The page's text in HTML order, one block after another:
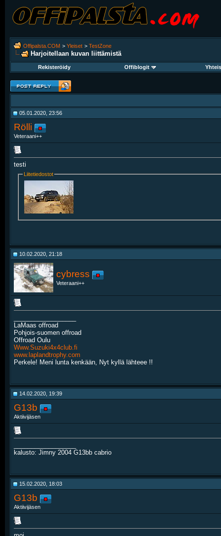
Offipalsta.COM > Yleiset > TestZone
Harjoitellaan kuvan liittämistä
Rekisteröidy Offiblogit
05.01.2020, 23:56
Rölli
Veteraani++
testi
Liitetiedostot
10.02.2020, 21:18
cybress
Veteraani++
LaMaas offroad
Pohjois-suomen offroad
Offroad Oulu
Www.Suzuki4x4club.fi
www.laplandtrophy.com
Perkele! Meni lunta kenkään, Nyt kyllä lähteee !!
14.02.2020, 19:39
G13b
Aktiivijäsen
kalusto: Jimny 2004 G13bb cabrio
15.02.2020, 18:03
G13b
Aktiivijäsen